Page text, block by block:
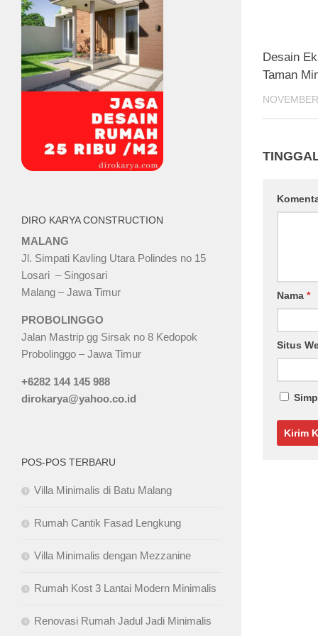
Desain
Taman
Nama *
Situs
DIRO KARYA CONSTRUCTION
MALANG
Jl. Simpati Kavling Utara Polindes no 15
Losari – Singosari
Malang – Jawa Timur
PROBOLINGGO
Jalan Mastrip gg Sirsak no 8 Kedopok
Probolinggo – Jawa Timur
+6282 144 145 988
dirokarya@yahoo.co.id
POS-POS TERBARU
Villa Minimalis di Batu Malang
Rumah Cantik Fasad Lengkung
Villa Minimalis dengan Mezzanine
Rumah Kost 3 Lantai Modern Minimalis
Renovasi Rumah Jadul Jadi Minimalis